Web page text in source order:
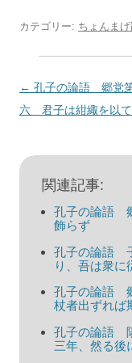
カテゴリー: ちょんま
投
稿
ビ
← 孔子の論語 郷党
六 君子は紺緅を以
関連記事:
孔子の論語
飾らず
孔子の論語
り、吾は衆に
孔子の論語
杖者出ずれば
孔子の論語
三年、然る後